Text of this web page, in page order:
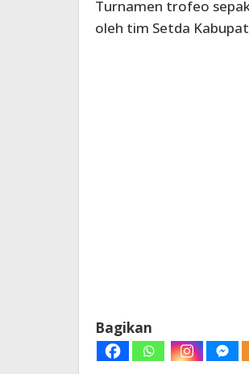
Turnamen trofeo
oleh tim Setda
Bagikan